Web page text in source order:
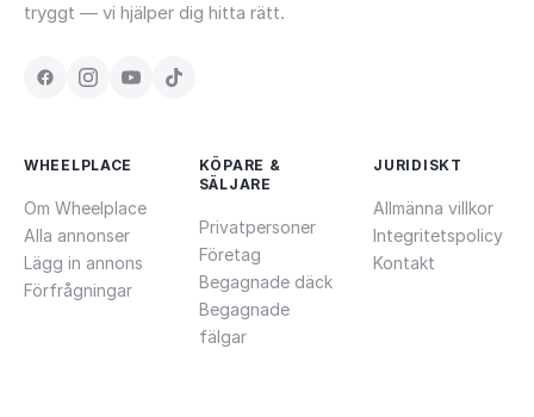
tryggt — vi hjälper dig hitta rätt.
WHEELPLACE
Om Wheelplace
Alla annonser
Lägg in annons
Förfrågningar
KÖPARE &
SÄLJARE
Privatpersoner
Företag
Begagnade däck
Begagnade
fälgar
JURIDISKT
Allmänna villkor
Integritetspolicy
Kontakt